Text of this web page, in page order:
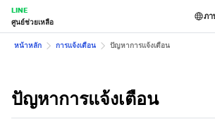
LINE
ศูนย์ช่วยเหลือ
ภา
หน้าหลัก การแจ้งเตือน ปัญหาการแจ้งเตือน
ปัญหาการแจ้งเตือน